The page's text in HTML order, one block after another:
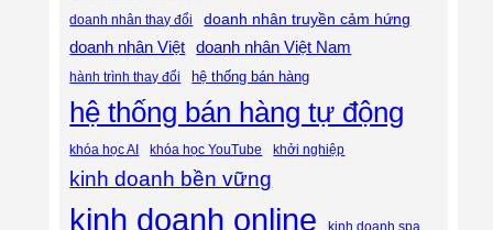
doanh nhân thay đổi doanh nhân truyền cảm hứng
doanh nhân Việt doanh nhân Việt Nam
hành trình thay đổi hệ thống bán hàng
hệ thống bán hàng tự động
khóa học AI khóa học YouTube khởi nghiệp
kinh doanh bền vững
kinh doanh online kinh doanh spa